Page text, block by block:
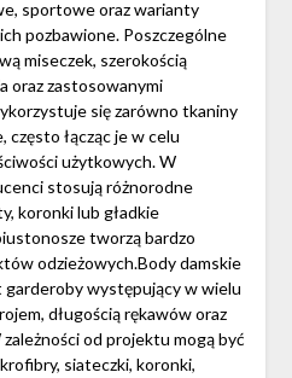
sportowe oraz warianty
pozbawione. Poszczególne
miseczek, szerokością
oraz zastosowanymi
się zarówno tkaniny
łącząc je w celu
użytkowych. W
stosują różnorodne
koronki lub gładkie
tworzą bardzo
odzieżowych.Body damskie
występujący w wielu
długością rękawów oraz
od projektu mogą być
siateczki, koronki,